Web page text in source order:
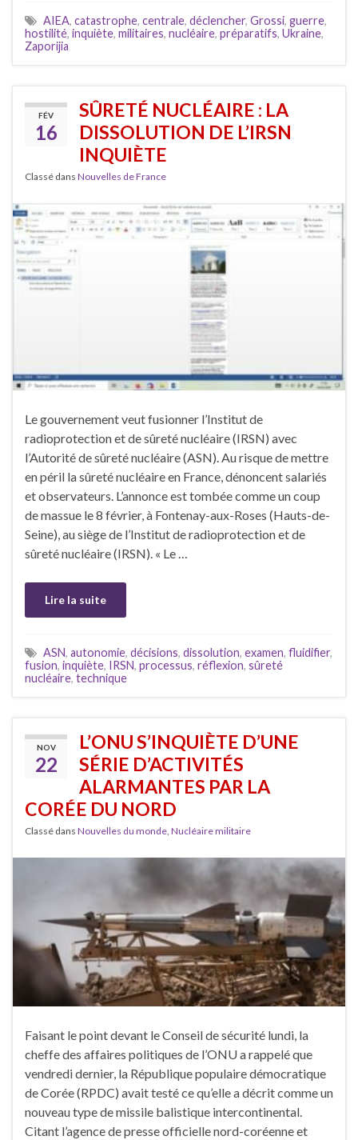
AIEA, catastrophe, centrale, déclencher, Grossi, guerre,
hostilité, inquiète, militaires, nucléaire, préparatifs, Ukraine,
Zaporijia
FÉV
16
SÛRETÉ NUCLÉAIRE : LA
DISSOLUTION DE L’IRSN
INQUIÈTE
Classé dans Nouvelles de France
Le gouvernement veut fusionner l’Institut de
radioprotection et de sûreté nucléaire (IRSN) avec
l’Autorité de sûreté nucléaire (ASN). Au risque de mettre
en péril la sûreté nucléaire en France, dénoncent salariés
et observateurs. L’annonce est tombée comme un coup
de massue le 8 février, à Fontenay-aux-Roses (Hauts-de-
Seine), au siège de l’Institut de radioprotection et de
sûreté nucléaire (IRSN). « Le …
Lire la suite
ASN, autonomie, décisions, dissolution, examen, fluidifier,
fusion, inquiète, IRSN, processus, réflexion, sûreté
nucléaire, technique
NOV
22
L’ONU S’INQUIÈTE D’UNE
SÉRIE D’ACTIVITÉS
ALARMANTES PAR LA
CORÉE DU NORD
Classé dans Nouvelles du monde, Nucléaire militaire
Faisant le point devant le Conseil de sécurité lundi, la
cheffe des affaires politiques de l’ONU a rappelé que
vendredi dernier, la République populaire démocratique
de Corée (RPDC) avait testé ce qu’elle a décrit comme un
nouveau type de missile balistique intercontinental.
Citant l’agence de presse officielle nord-coréenne et